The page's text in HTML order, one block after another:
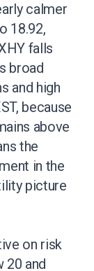
calmer
18.92,
falls
broad
and high
because
above
the
in the
picture
on risk
20 and